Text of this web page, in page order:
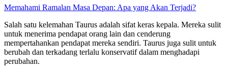
Memahami Ramalan Masa Depan: Apa yang Akan Terjadi?
Salah satu kelemahan Taurus adalah sifat keras kepala. Mereka sulit
untuk menerima pendapat orang lain dan cenderung
mempertahankan pendapat mereka sendiri. Taurus juga sulit untuk
berubah dan terkadang terlalu konservatif dalam menghadapi
perubahan.